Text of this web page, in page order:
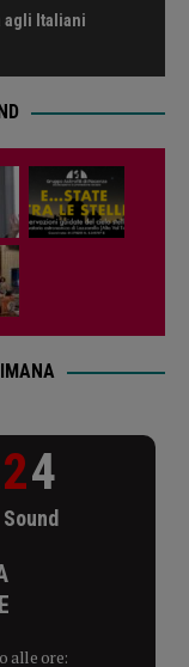
agli Italiani
4
alle ore: